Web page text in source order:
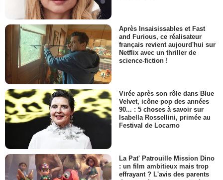
Après Insaisissables et Fast
and Furious, ce réalisateur
français revient aujourd'hui sur
Netflix avec un thriller de
science-fiction !
Virée après son rôle dans Blue
Velvet, icône pop des années
90... : 5 choses à savoir sur
Isabella Rossellini, primée au
Festival de Locarno
La Pat' Patrouille Mission Dino
: un film ambitieux mais trop
effrayant ? L'avis des parents